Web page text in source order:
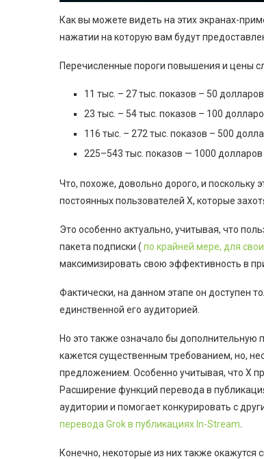
Как вы можете видеть на этих экранах-
нажатии на которую вам будут
Перечисленные пороги повышения и цены
11 тыс. – 27 тыс. показов – 50
23 тыс. – 54 тыс. показов – 100
116 тыс. – 272 тыс. показов – 500
225–543 тыс. показов — 1000
Что, похоже, довольно дорого, и поскольку
постоянных пользователей X, которые
Это особенно актуально, учитывая, что
пакета подписки ( по крайней мере, для
максимизировать свою эффективность в
Фактически, на данном этапе он доступен
единственной его аудиторией.
Но это также означало бы дополнительную
кажется существенным требованием, но,
предложением. Особенно учитывая, что X
Расширение функций перевода в
аудитории и помогает конкурировать с
перевода Grok в публикациях In-Stream
Конечно, некоторые из них также